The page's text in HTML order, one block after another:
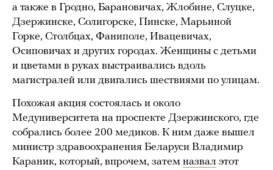
а также в Гродно, Барановичах, Жлобине, Слуцке,
Дзержинске, Солигорске, Пинске, Марьиной
Горке, Столбцах, Фаниполе, Ивацевичах,
Осиповичах и других городах. Женщины с детьми
и цветами в руках выстраивались вдоль
магистралей или двигались шествиями по улицам.
Похожая акция состоялась и около
Медуниверситета на проспекте Дзержинского, где
собрались более 200 медиков. К ним даже вышел
министр здравоохранения Беларуси Владимир
Караник, который, впрочем, затем назвал этот